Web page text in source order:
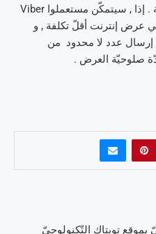
صعوبات جمّة بإعتبار إرتفاع الكلفة . إذا , سيتمكّن مستعملوا Viber
عرض إنترنت أقلّ تكلفة , و
إرسال عدد لا محدود من
صلوحيّة العرض .
تويتاك التّكنولوجيّ